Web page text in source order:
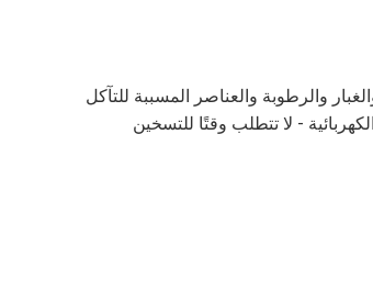
والرطوبة والعناصر المسببة للتآكل
- لا تتطلب وقتًا للتسخين